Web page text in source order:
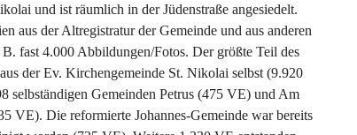
und ist räumlich in der Jüdenstraße angesiedelt.
aus der Altregistratur der Gemeinde und aus anderen
fast 4.000 Abbildungen/Fotos. Der größte Teil des
der Ev. Kirchengemeinde St. Nikolai selbst (9.920
selbständigen Gemeinden Petrus (475 VE) und Am
VE). Die reformierte Johannes-Gemeinde war bereits